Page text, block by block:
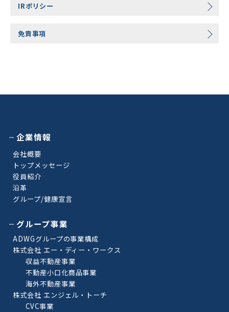
IRポリシー
免責事項
企業情報
会社概要
トップメッセージ
役員紹介
沿革
グループ/健康宣言
グループ事業
ADWGグループの事業構成
株式会社 エー・ディー・ワークス
収益不動産事業
不動産小口化商品事業
海外不動産事業
株式会社 エンジェル・トーチ
CVC事業